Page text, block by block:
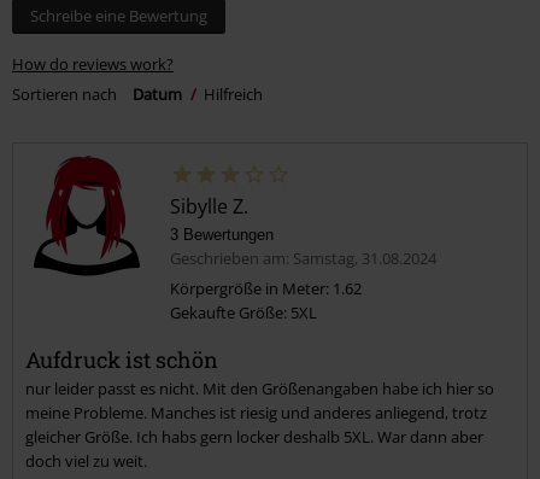
Schreibe eine Bewertung
How do reviews work?
Sortieren nach
Datum Hilfreich
Sibylle Z.
3 Bewertungen
Geschrieben am: Samstag, 31.08.2024
Körpergröße in Meter: 1.62
Gekaufte Größe: 5XL
Aufdruck ist schön
nur leider passt es nicht. Mit den Größenangaben habe ich hier so
meine Probleme. Manches ist riesig und anderes anliegend, trotz
gleicher Größe. Ich habs gern locker deshalb 5XL. War dann aber
doch viel zu weit.